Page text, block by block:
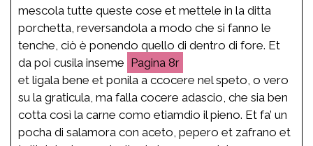
mescola tutte queste cose et mettele in la ditta
porchetta, reversandola a modo che si fanno le
tenche, ciò è ponendo quello di dentro di fore. Et
da poi cusila inseme
8r
et ligala bene et ponila a ccocere nel speto, o vero
su la graticula, ma falla cocere adascio, che sia ben
cotta così la carne como etiamdio il pieno. Et fa’ un
pocha di salamora con aceto, pepero et zafrano et